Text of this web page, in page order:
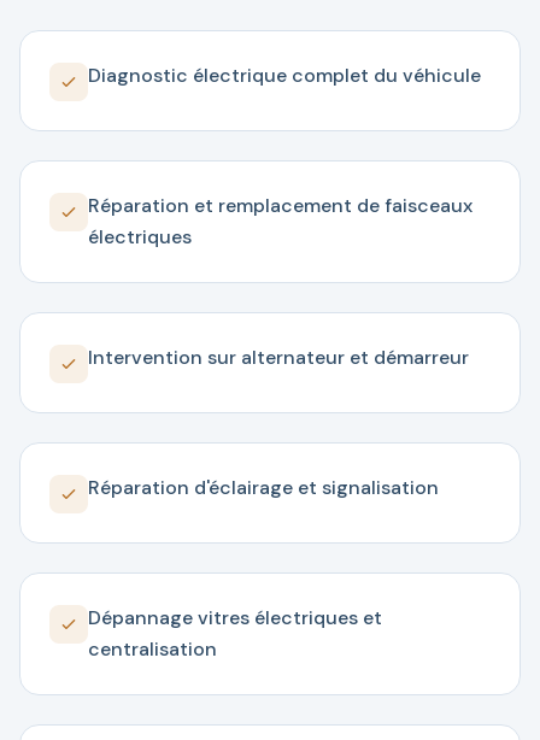
Diagnostic électrique complet du véhicule
Réparation et remplacement de faisceaux
électriques
Intervention sur alternateur et démarreur
Réparation d'éclairage et signalisation
Dépannage vitres électriques et
centralisation